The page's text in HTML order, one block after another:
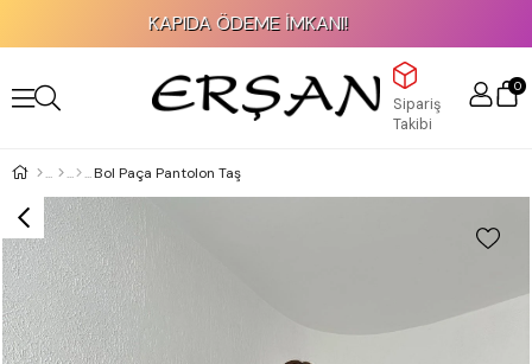
KAPIDA ÖDEME İMKANI!
Sipariş
Takibi
0
Bol Paça Pantolon Taş